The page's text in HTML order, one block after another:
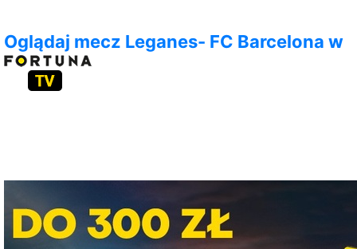
Oglądaj mecz Leganes- FC Barcelona w